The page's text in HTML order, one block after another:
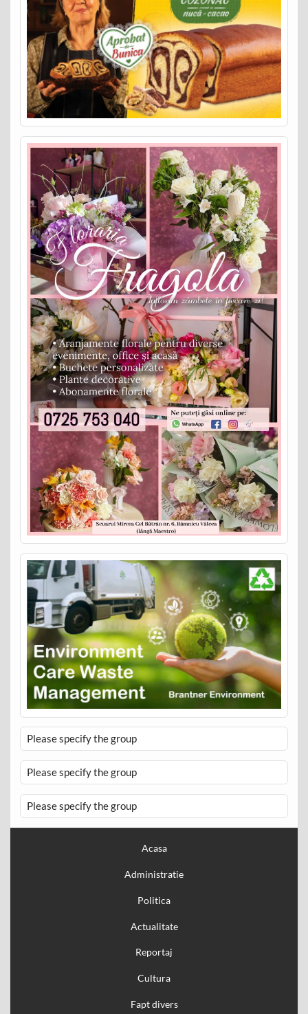
Please specify the group
Please specify the group
Please specify the group
Acasa
Administratie
Politica
Actualitate
Reportaj
Cultura
Fapt divers